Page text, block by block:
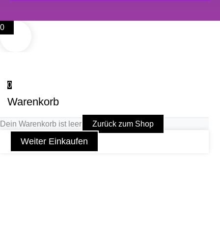
0
0
Warenkorb
Dein Warenkorb ist leer Zurück zum Shop
Weiter Einkaufen